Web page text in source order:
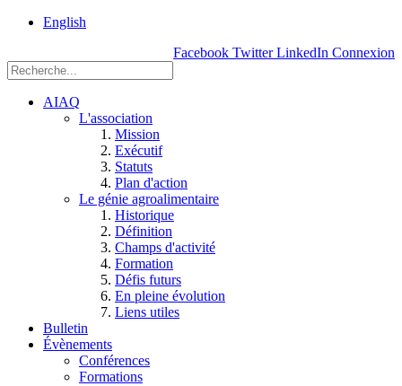
English
Facebook Twitter LinkedIn Connexion
AIAQ
L'association
Mission
Exécutif
Statuts
Plan d'action
Le génie agroalimentaire
Historique
Définition
Champs d'activité
Formation
Défis futurs
En pleine évolution
Liens utiles
Bulletin
Évènements
Conférences
Formations
Einstein, Québec
G1P